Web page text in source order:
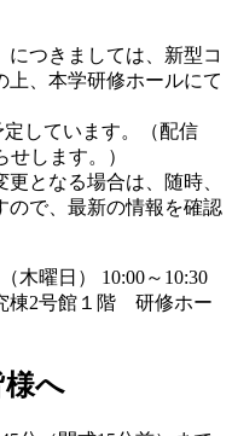
つきましては、新型コ
上、本学研修ホールにて
しています。（配信
します。）
となる場合は、随時、
ので、最新の情報を確認
木曜日） 10:00～10:30
棟2号館１階 研修ホー
様へ